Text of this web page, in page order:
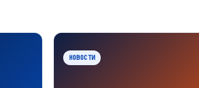
НОВОСТИ